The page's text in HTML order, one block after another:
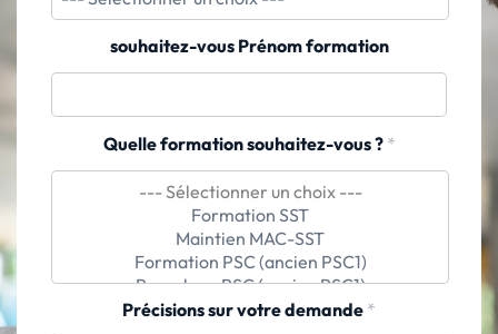
souhaitez-vous Prénom formation
Quelle formation souhaitez-vous ? *
Précisions sur votre demande *